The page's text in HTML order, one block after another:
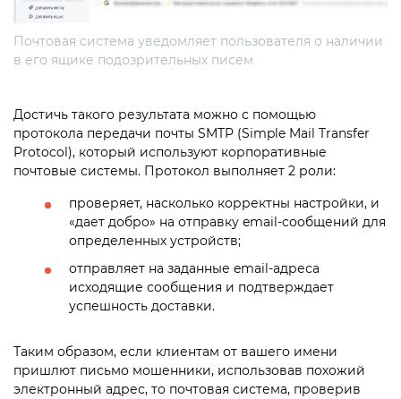
Почтовая система уведомляет пользователя о наличии
в его ящике подозрительных писем
Достичь такого результата можно с помощью
протокола передачи почты SMTP (Simple Mail Transfer
Protocol), который используют корпоративные
почтовые системы. Протокол выполняет 2 роли:
проверяет, насколько корректны настройки, и
«дает добро» на отправку email-сообщений для
определенных устройств;
отправляет на заданные email-адреса
исходящие сообщения и подтверждает
успешность доставки.
Таким образом, если клиентам от вашего имени
пришлют письмо мошенники, использовав похожий
электронный адрес, то почтовая система, проверив